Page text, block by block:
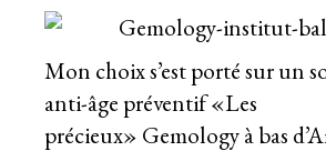
Mon choix s’est porté sur un
anti-âge préventif «Les
précieux» Gemology à bas